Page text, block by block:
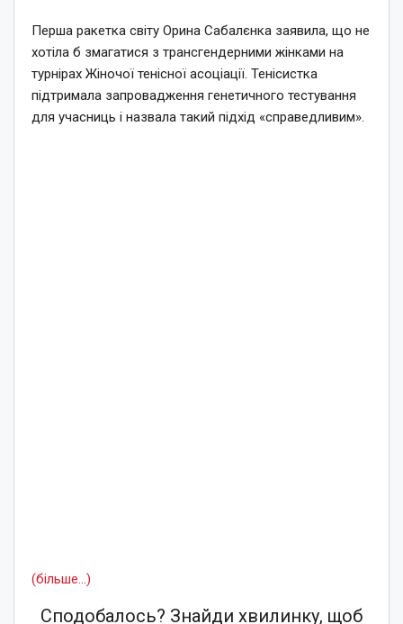
Перша ракетка світу Орина Сабалєнка заявила, що не
хотіла б змагатися з трансгендерними жінками на
турнірах Жіночої тенісної асоціації. Тенісистка
підтримала запровадження генетичного тестування
для учасниць і назвала такий підхід «справедливим».
(більше…)
Сподобалось? Знайди хвилинку, щоб